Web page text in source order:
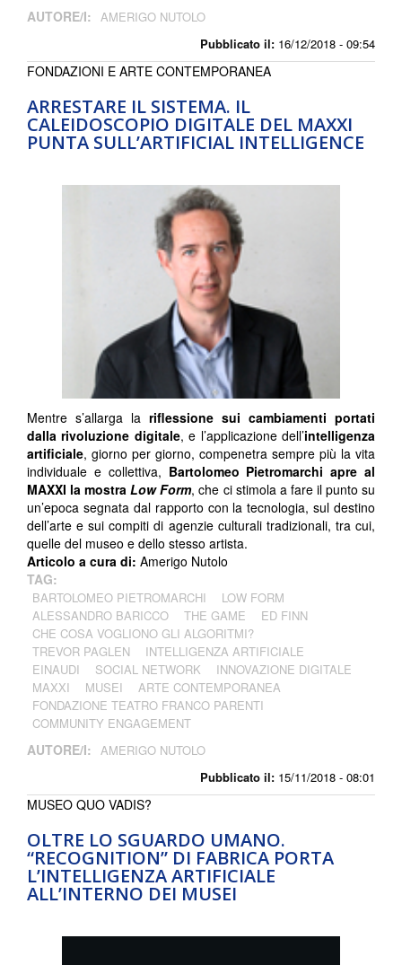
Pubblicato il: 16/12/2018 - 09:54
AUTORE/I: AMERIGO NUTOLO
ARRESTARE IL SISTEMA. IL
CALEIDOSCOPIO DIGITALE DEL MAXXI
PUNTA SULL’ARTIFICIAL INTELLIGENCE
Pubblicato il: 15/11/2018 - 08:01
FONDAZIONI E ARTE CONTEMPORANEA
Mentre s’allarga la riflessione sui cambiamenti portati
dalla rivoluzione digitale, e l’applicazione dell’intelligenza
artificiale, giorno per giorno, compenetra sempre più la vita
individuale e collettiva, Bartolomeo Pietromarchi apre al
MAXXI la mostraLow Form, che ci stimola a fare il punto su
un’epoca segnata dal rapporto con la tecnologia, sul destino
dell’arte e sui compiti di agenzie culturali tradizionali, tra cui,
quelle del museo e dello stesso artista.
Articolo a cura di: Amerigo Nutolo
TAG:
BARTOLOMEO PIETROMARCHI
LOW FORM
ALESSANDRO BARICCO
THE GAME
ED FINN
CHE COSA VOGLIONO GLI ALGORITMI?
TREVOR PAGLEN
INTELLIGENZA ARTIFICIALE
EINAUDI
SOCIAL NETWORK
INNOVAZIONE DIGITALE
MAXXI
MUSEI
ARTE CONTEMPORANEA
FONDAZIONE TEATRO FRANCO PARENTI
COMMUNITY ENGAGEMENT
AUTORE/I: AMERIGO NUTOLO
OLTRE LO SGUARDO UMANO.
“RECOGNITION” DI FABRICA PORTA
L’INTELLIGENZA ARTIFICIALE
ALL’INTERNO DEI MUSEI
MUSEO QUO VADIS?